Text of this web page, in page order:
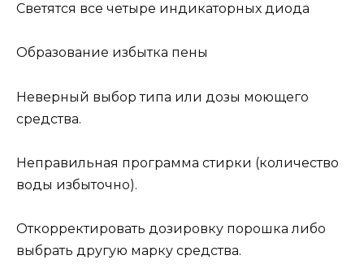
Светятся все четыре индикаторных диода
Образование избытка пены
Неверный выбор типа или дозы моющего
средства.
Неправильная программа стирки (количество
воды избыточно).
Откорректировать дозировку порошка либо
выбрать другую марку средства.